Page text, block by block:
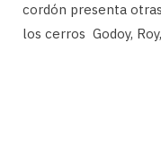
cordón presenta
los cerros Godoy,